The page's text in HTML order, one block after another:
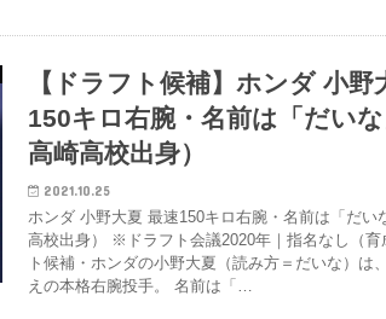
【ドラフト候補】ホンダ 小野
150キロ右腕・名前は「だい
高崎高校出身）
2021.10.25
ホンダ 小野大夏 最速150キロ右腕・名前は「だい
高校出身） ※ドラフト会議2020年｜指名なし（育
ト候補・ホンダの小野大夏（読み方＝だいな）は
えの本格右腕投手。 名前は「…